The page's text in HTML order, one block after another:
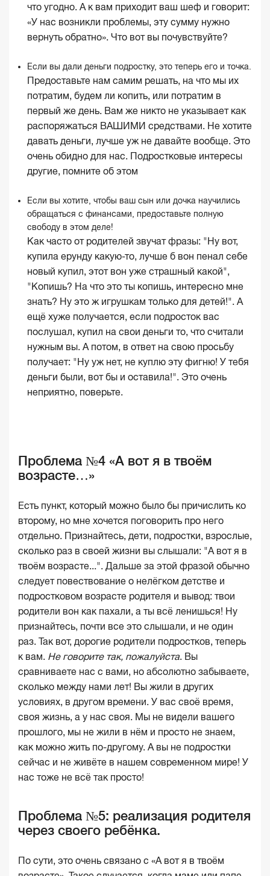
что угодно. А к вам приходит ваш шеф и говорит:
«У нас возникли проблемы, эту сумму нужно
вернуть обратно». Что вот вы почувствуйте?
Если вы дали деньги подростку, это теперь его и точка.
Предоставьте нам самим решать, на что мы их
потратим, будем ли копить, или потратим в
первый же день. Вам же никто не указывает как
распоряжаться ВАШИМИ средствами. Не хотите
давать деньги, лучше уж не давайте вообще. Это
очень обидно для нас. Подростковые интересы
другие, помните об этом
Если вы хотите, чтобы ваш сын или дочка научились
обращаться с финансами, предоставьте полную
свободу в этом деле!
Как часто от родителей звучат фразы: "Ну вот,
купила ерунду какую-то, лучше б вон пенал себе
новый купил, этот вон уже страшный какой",
"Копишь? На что это ты копишь, интересно мне
знать? Ну это ж игрушкам только для детей!". А
ещё хуже получается, если подросток вас
послушал, купил на свои деньги то, что считали
нужным вы. А потом, в ответ на свою просьбу
получает: "Ну уж нет, не куплю эту фигню! У тебя
деньги были, вот бы и оставила!". Это очень
неприятно, поверьте.
Проблема №4 «А вот я в твоём
возрасте…»
Есть пункт, который можно было бы причислить ко
второму, но мне хочется поговорить про него
отдельно. Признайтесь, дети, подростки, взрослые,
сколько раз в своей жизни вы слышали: "А вот я в
твоём возрасте...". Дальше за этой фразой обычно
следует повествование о нелёгком детстве и
подростковом возрасте родителя и вывод: твои
родители вон как пахали, а ты всё ленишься! Ну
признайтесь, почти все это слышали, и не один
раз. Так вот, дорогие родители подростков, теперь
к вам. Не говорите так, пожалуйста. Вы
сравниваете нас с вами, но абсолютно забываете,
сколько между нами лет! Вы жили в других
условиях, в другом времени. У вас своё время,
своя жизнь, а у нас своя. Мы не видели вашего
прошлого, мы не жили в нём и просто не знаем,
как можно жить по-другому. А вы не подростки
сейчас и не живёте в нашем современном мире! У
нас тоже не всё так просто!
Проблема №5: реализация родителя
через своего ребёнка.
По сути, это очень связано с «А вот я в твоём